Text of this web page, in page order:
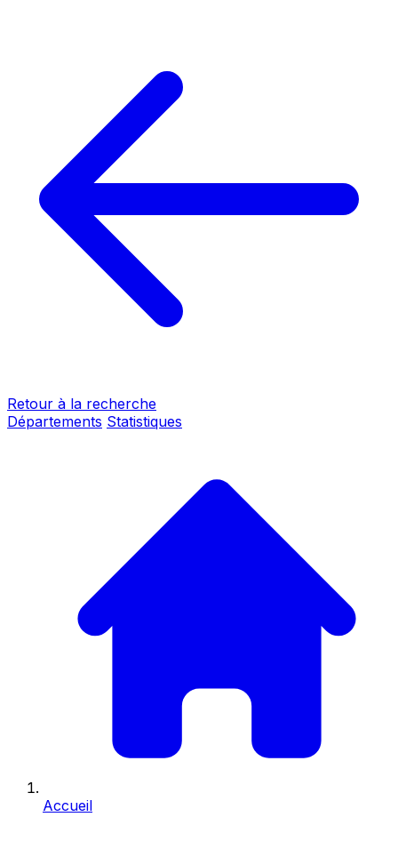
Retour à la recherche
Départements Statistiques
Accueil